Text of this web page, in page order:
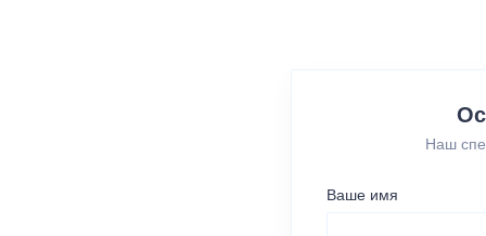
Наш
Ваше имя